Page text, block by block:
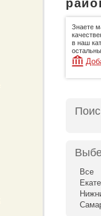
Знаете
в наш
Все